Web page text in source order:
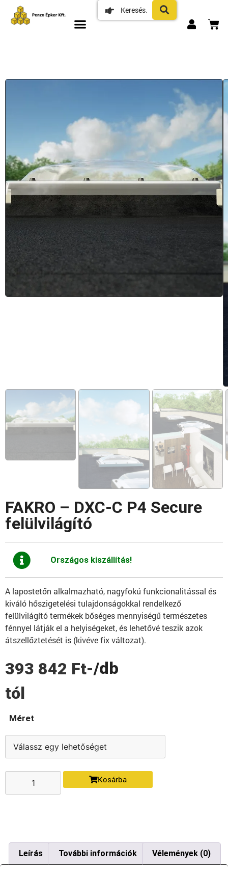
FAKRO – DXC-C P4 Secure
felülvilágító
Országos kiszállítás!
A lapostetőn alkalmazható, nagyfokú funkcionalitással és
kiváló hőszigetelési tulajdonságokkal rendelkező
felülvilágító termékek bőséges mennyiségű természetes
fénnyel látják el a helyiségeket, és lehetővé teszik azok
átszellőztetését is (kivéve fix változat).
393 842 Ft-
tól
/db
Méret
Kosárba
Leírás További információk Vélemények (0)